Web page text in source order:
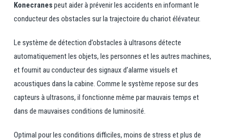
Konecranespeut aider à prévenir les accidents en informant le
conducteur des obstacles sur la trajectoire du chariot élévateur.
Le système de détection d’obstacles à ultrasons détecte
automatiquement les objets, les personnes et les autres machines,
et fournit au conducteur des signaux d’alarme visuels et
acoustiques dans la cabine. Comme le système repose sur des
capteurs à ultrasons, il fonctionne même par mauvais temps et
dans de mauvaises conditions de luminosité.
Optimal pour les conditions difficiles, moins de stress et plus de